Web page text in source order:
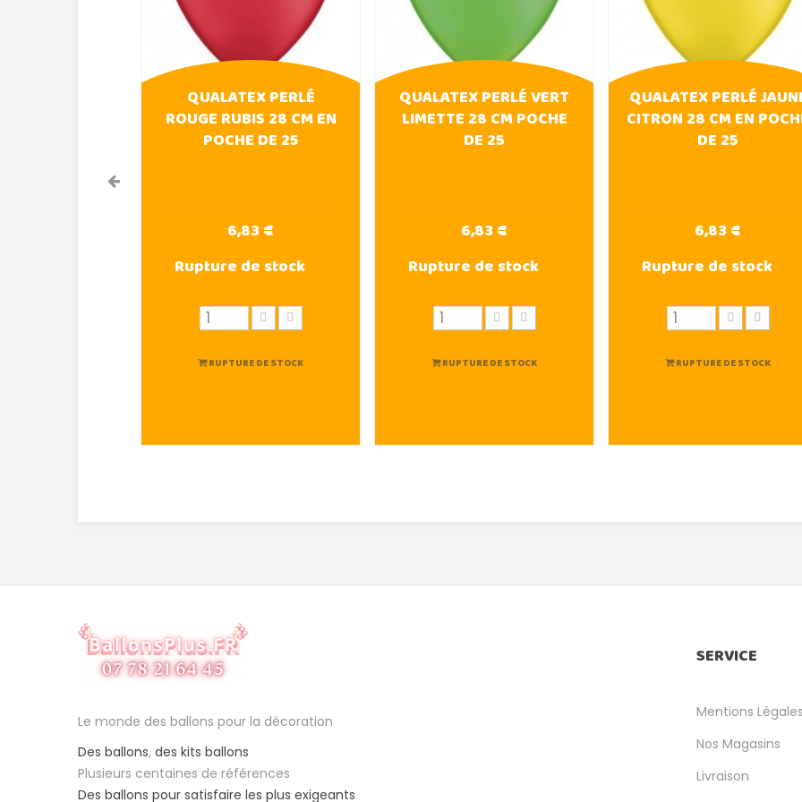
QUALATEX PERLÉ
ROUGE RUBIS 28 CM EN
POCHE DE 25
6,83 €
Rupture de stock
RUPTURE DE STOCK
QUALATEX PERLÉ VERT
LIMETTE 28 CM POCHE
DE 25
6,83 €
Rupture de stock
RUPTURE DE STOCK
QUALATEX PERLÉ
CITRON 28 CM EN
DE 25
6,83 €
Rupture de stock
RUPTURE DE STOCK
Le monde des ballons pour la décoration
Des ballons, des kits ballons
Plusieurs centaines de références
Des ballons pour satisfaire les plus exigeants
SERVICE
Mentions Légales
Nos Magasins
Livraison